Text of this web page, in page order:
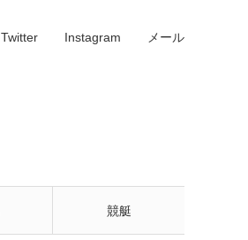
競艇
Twitter Instagram メール